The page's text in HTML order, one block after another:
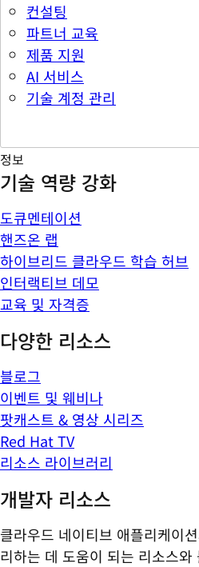
컨설팅
파트너 교육
제품 지원
AI 서비스
기술 계정 관리
정보
기술 역량 강화
도큐멘테이션
핸즈온 랩
하이브리드 클라우드 학습 허브
인터랙티브 데모
교육 및 자격증
다양한 리소스
블로그
이벤트 및 웨비나
팟캐스트 & 영상 시리즈
Red Hat TV
리소스 라이브러리
개발자 리소스
클라우드 네이티브 애플리케이
리하는 데 도움이 되는 리소스와